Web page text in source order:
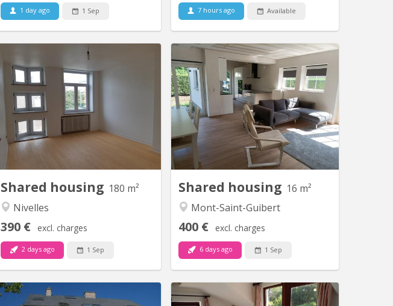
1 day ago 1 Sep 7 hours ago Available
Shared housing 180 m²
Nivelles
390 € excl. charges
2 days ago 1 Sep
Uniquement pour étudiants : 3
chambres à louer dans grande maison
de 6 chambres, située à NIVELLES près
de la Haute école HE2B. Chaque
chambre dispose d'un lavabo et la
maison est composée de 2 salles de
bain et 1 salle de douche, d'une grande
cuisine et un grand living communs. La
Shared housing 16 m²
Mont-Saint-Guibert
400 € excl. charges
6 days ago 1 Sep
KV 1427
2 chambres à louer dans villa
lumineuse et moderne, proche de
Louvain-la-Neuve (7 km) et de l'Axis
Parc ( 4 km). Bus 34 pour Louvain-la-
Neuve à 30 mètres ; parking extérieur :
480€ par mois, charges comprises.
Pour non-fumeur ou fumeur
uniquement en extérieur. Les autres
KV 396 KV 1617